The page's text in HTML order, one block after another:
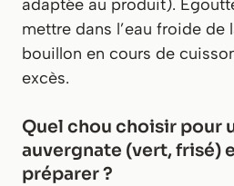
adaptée au produit).
mettre dans l’eau froide de
bouillon en cours de
excès.
Quel chou choisir pour
auvergnate (vert, frisé)
préparer ?